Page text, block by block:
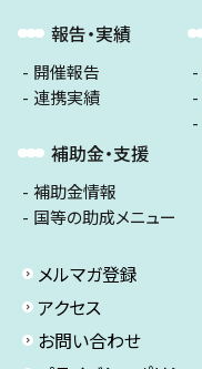
報告・実績
開催報告
連携実績
補助金・支援
補助金情報
国等の助成メニュー
メルマガ登録
アクセス
お問い合わせ